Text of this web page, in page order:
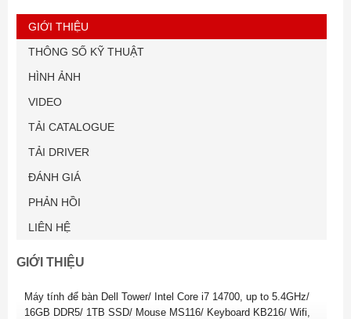
GIỚI THIỆU
THÔNG SỐ KỸ THUẬT
HÌNH ẢNH
VIDEO
TẢI CATALOGUE
TẢI DRIVER
ĐÁNH GIÁ
PHẢN HỒI
LIÊN HỆ
GIỚI THIỆU
Máy tính để bàn Dell Tower/ Intel Core i7 14700, up to 5.4GHz/
16GB DDR5/ 1TB SSD/ Mouse MS116/ Keyboard KB216/ Wifi,